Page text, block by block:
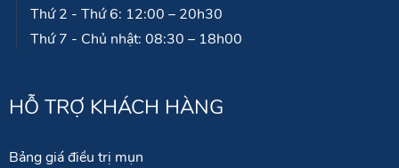
Thứ 2 - Thứ 6: 12:00 – 20h30
Thứ 7 - Chủ nhật: 08:30 – 18h00
HỖ TRỢ KHÁCH HÀNG
Bảng giá điều trị mụn